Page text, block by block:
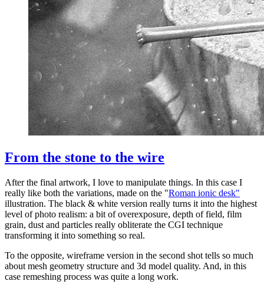
From the stone to the wire
After the final artwork, I love to manipulate things. In this case I
really like both the variations, made on the "Roman ionic desk"
illustration. The black & white version really turns it into the highest
level of photo realism: a bit of overexposure, depth of field, film
grain, dust and particles really obliterate the CGI technique
transforming it into something so real.
To the opposite, wireframe version in the second shot tells so much
about mesh geometry structure and 3d model quality. And, in this
case remeshing process was quite a long work.